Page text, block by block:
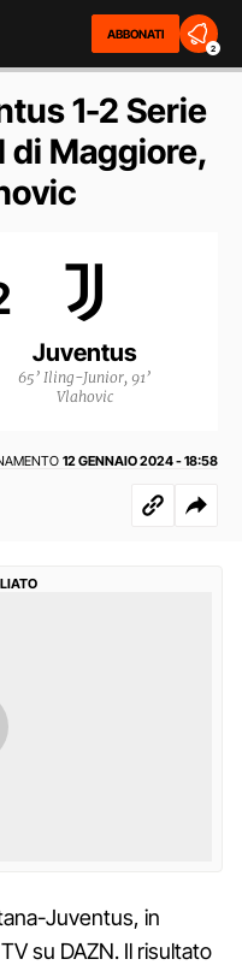
ABBONATI
2
1-2 Serie
Maggiore,
Juventus
65’ Iling-Junior 91’
Vlahovic
12 GENNAIO 2024 - 18:58
Juventus, in
su DAZN. Il risultato